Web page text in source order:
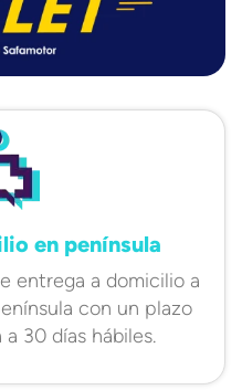
en península
entrega a domicilio a
con un plazo
30 días hábiles.